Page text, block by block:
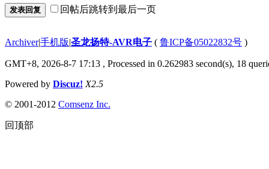
发表回复 回帖后跳转到最后一页
Archiver|手机版|圣龙扬特-AVR电子 ( 鲁ICP备05022832号 )
GMT+8, 2026-8-7 17:13 , Processed in 0.262983 second(s), 18
Powered by Discuz! X2.5
© 2001-2012 Comsenz Inc.
回顶部